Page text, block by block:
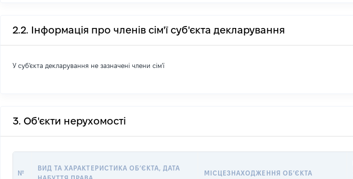
2.2. Інформація про членів сім'ї суб'єкта декларування
У суб'єкта декларування не зазначені члени сім'ї
3. Об'єкти нерухомості
№
ВИД ТА ХАРАКТЕРИСТИКА ОБʼЄКТА, ДАТА
МІСЦЕЗНАХОДЖЕННЯ ОБʼЄКТА